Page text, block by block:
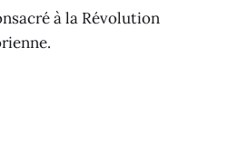
à la Révolution